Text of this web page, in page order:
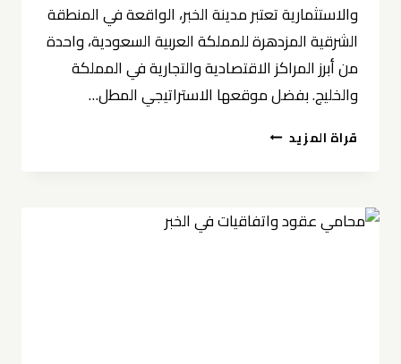
والاستثمارية تعتبر مدينة الخبر، الواقعة في المنطقة
الشرقية المزدهرة للمملكة العربية السعودية، واحدة
من أبرز المراكز الاقتصادية والتجارية في المملكة
والخليج. بفضل موقعها الاستراتيجي المطل…
قراة المزيد صياغة
الخبر